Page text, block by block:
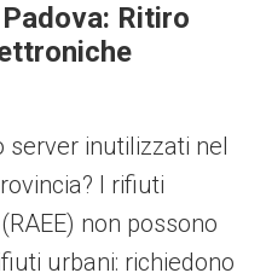
Ritiro
server inutilizzati nel
I rifiuti
non possono
urbani: richiedono